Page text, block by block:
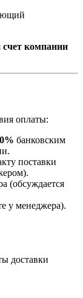
компании
оплаты:
банковским
поставки
(обсуждается
у менеджера).
доставки